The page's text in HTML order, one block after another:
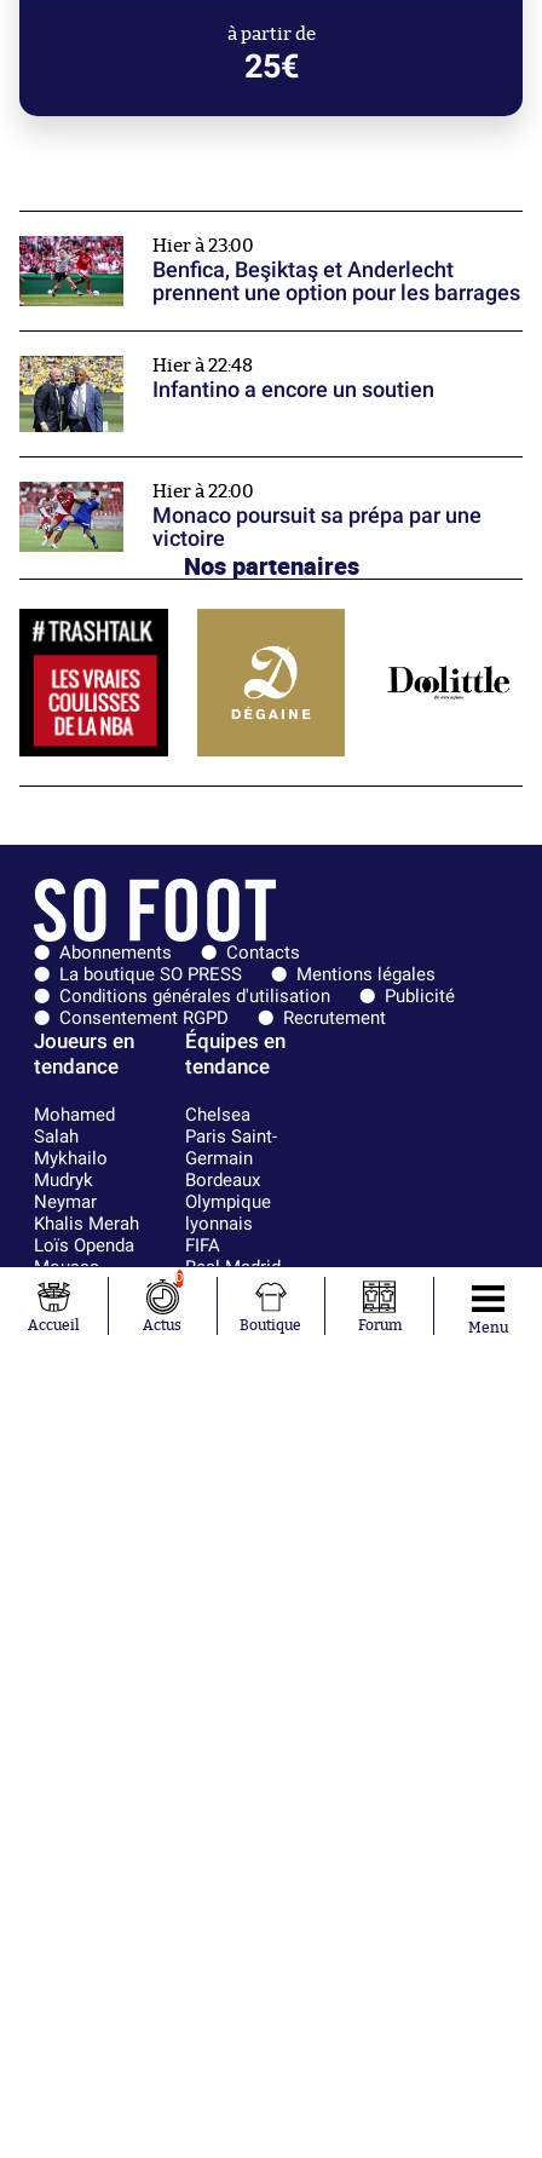
à partir de
25€
Hier à 23:00
Benfica, Beşiktaş et Anderlecht
prennent une option pour les barrages
Hier à 22:48
Infantino a encore un soutien
Hier à 22:00
Monaco poursuit sa prépa par une
victoire
Nos partenaires
Abonnements
Contacts
La boutique SO PRESS
Mentions légales
Conditions générales d'utilisation
Publicité
Consentement RGPD
Recrutement
Joueurs en
tendance
Mohamed
Salah
Mykhailo
Mudryk
Neymar
Khalis Merah
Loïs Openda
Moussa
Niakhaté
Nicolás
Tagliafico
Équipes en
tendance
Chelsea
Paris Saint-
Germain
Bordeaux
Olympique
lyonnais
FIFA
Real Madrid
RC Strasbourg
France
Accueil
0
Actus Boutique Forum Menu